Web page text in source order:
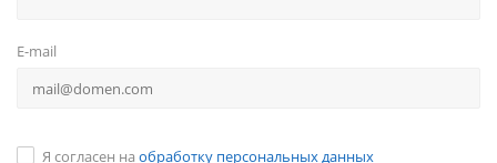
E-mail
Я согласен на обработку персональных данных